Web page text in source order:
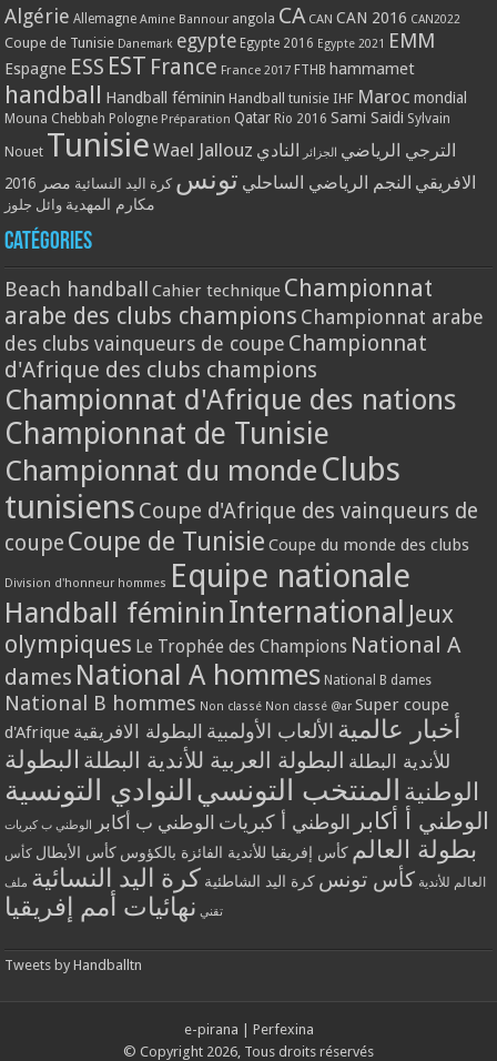
Algérie Allemagne Amine Bannour angola CA CAN CAN 2016 CAN2022
Coupe de Tunisie Danemark egypte Egypte 2016 Egypte 2021 EMM
Espagne ESS EST France France 2017 FTHB hammamet
handball Handball féminin Handball tunisie IHF Maroc mondial
Mouna Chebbah Pologne Préparation Qatar Rio 2016 Sami Saidi Sylvain
Nouet Tunisie Wael Jallouz الترجي الرياضي الجزائر النادي
الافريقي النجم الرياضي الساحلي تونس كرة اليد النسائية مصر 2016
مكارم المهدية وائل جلوز
Catégories
Beach handball Cahier technique Championnat
arabe des clubs champions Championnat arabe
des clubs vainqueurs de coupe Championnat
d'Afrique des clubs champions
Championnat d'Afrique des nations
Championnat de Tunisie
Championnat du monde Clubs
tunisiens Coupe d'Afrique des vainqueurs de
coupe Coupe de Tunisie Coupe du monde des clubs
Division d'honneur hommes Equipe nationale
Handball féminin International Jeux
olympiques Le Trophée des Champions National A
dames National A hommes National B dames
National B hommes Non classé Non classé @ar Super coupe
d'Afrique
أخبار عالمية الألعاب الأولمبية البطولة الافريقية
للأندية البطلة البطولة العربية للأندية البطلة البطولة
الوطنية المنتخب التونسي النوادي التونسية
الوطني أ أكابر الوطني أ كبريات الوطني ب أكابر الوطني ب كبريات
بطولة العالم كأس إفريقيا للأندية الفائزة بالكؤوس كأس الأبطال كأس
العالم للأندية كأس تونس كرة اليد الشاطئية كرة اليد النسائية ملف
تقني نهائيات أمم إفريقيا
Tweets by Handballtn
e-pirana
Perfexina
© Copyright 2026, Tous droits réservés